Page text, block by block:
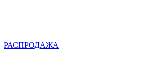
РАСПРОДАЖА